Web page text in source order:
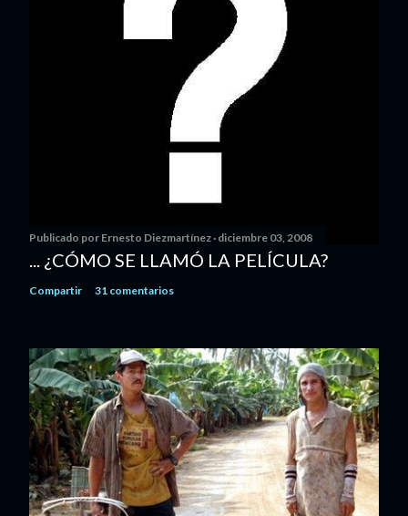
Publicado por Ernesto Diezmartínez diciembre 03, 2008
... ¿CÓMO SE LLAMÓ LA PELÍCULA?
Compartir 31 comentarios